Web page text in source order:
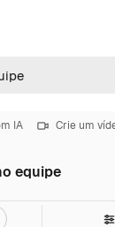
IA Crie um
equipe